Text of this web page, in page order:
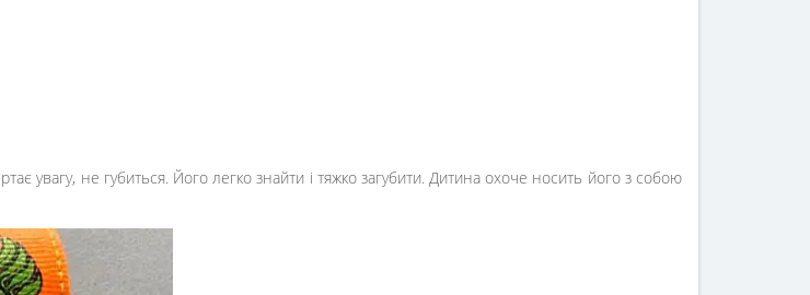
увагу, не губиться. Його легко знайти і тяжко загубити. Дитина охоче носить його з собою